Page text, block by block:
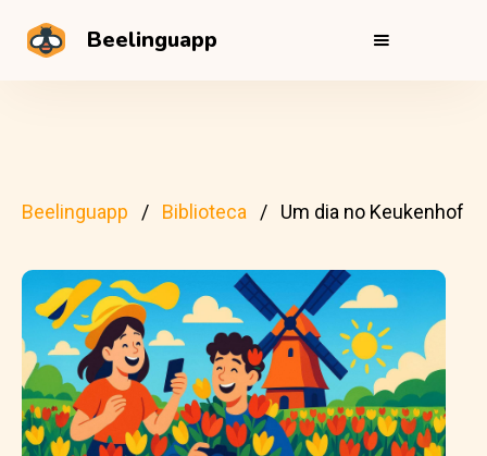
Beelinguapp
Beelinguapp Biblioteca Um dia no Keukenhof